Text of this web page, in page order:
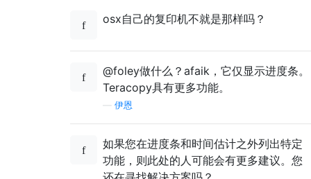
osx自己的复印机不就是那样吗？
@foley做什么？afaik，它仅显示进度条。
Teracopy具有更多功能。
伊恩
如果您在进度条和时间估计之外列出特定
功能，则此处的人可能会有更多建议。您